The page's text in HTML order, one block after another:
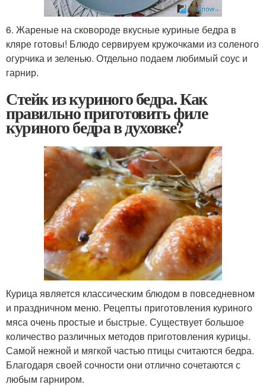
6. Жареные на сковороде вкусные куриные бедра в
кляре готовы! Блюдо сервируем кружочками из соленого
огурчика и зеленью. Отдельно подаем любимый соус и
гарнир.
Стейк из куриного бедра. Как
правильно приготовить филе
куриного бедра в духовке?
Курица является классическим блюдом в повседневном
и праздничном меню. Рецепты приготовления куриного
мяса очень простые и быстрые. Существует большое
количество различных методов приготовления курицы.
Самой нежной и мягкой частью птицы считаются бедра.
Благодаря своей сочности они отлично сочетаются с
любым гарниром.